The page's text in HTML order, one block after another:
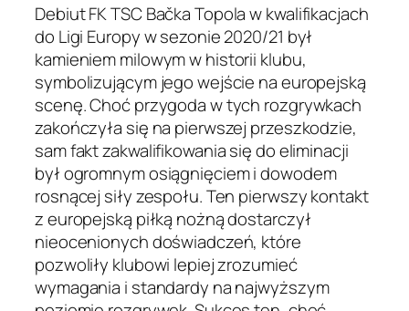
Debiut FK TSC Bačka Topola w kwalifikacjach
do Ligi Europy w sezonie 2020/21 był
kamieniem milowym w historii klubu,
symbolizującym jego wejście na europejską
scenę. Choć przygoda w tych rozgrywkach
zakończyła się na pierwszej przeszkodzie,
sam fakt zakwalifikowania się do eliminacji
był ogromnym osiągnięciem i dowodem
rosnącej siły zespołu. Ten pierwszy kontakt
z europejską piłką nożną dostarczył
nieocenionych doświadczeń, które
pozwoliły klubowi lepiej zrozumieć
wymagania i standardy na najwyższym